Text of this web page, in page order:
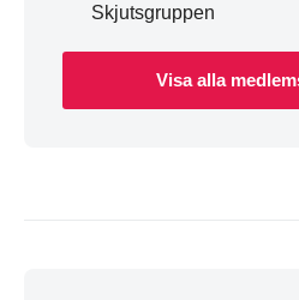
Skjutsgruppen
Visa alla